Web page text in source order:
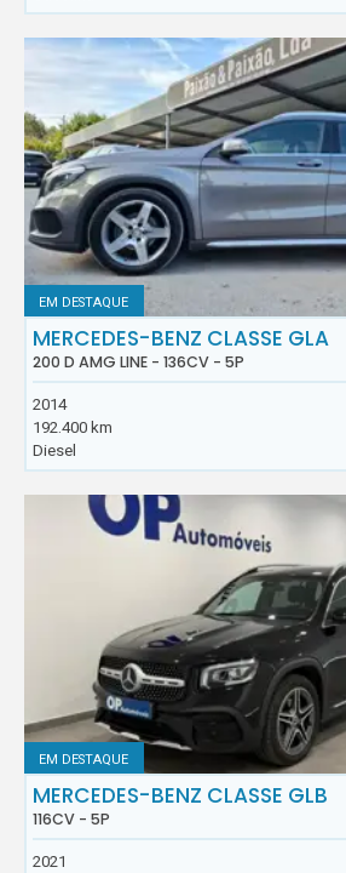
EM DESTAQUE
MERCEDES-BENZ CLASSE GLA
200 D AMG LINE - 136CV - 5P
2014
192.400 km
Diesel
EM DESTAQUE
MERCEDES-BENZ CLASSE GLB
116CV - 5P
2021